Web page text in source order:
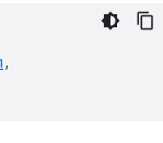
,